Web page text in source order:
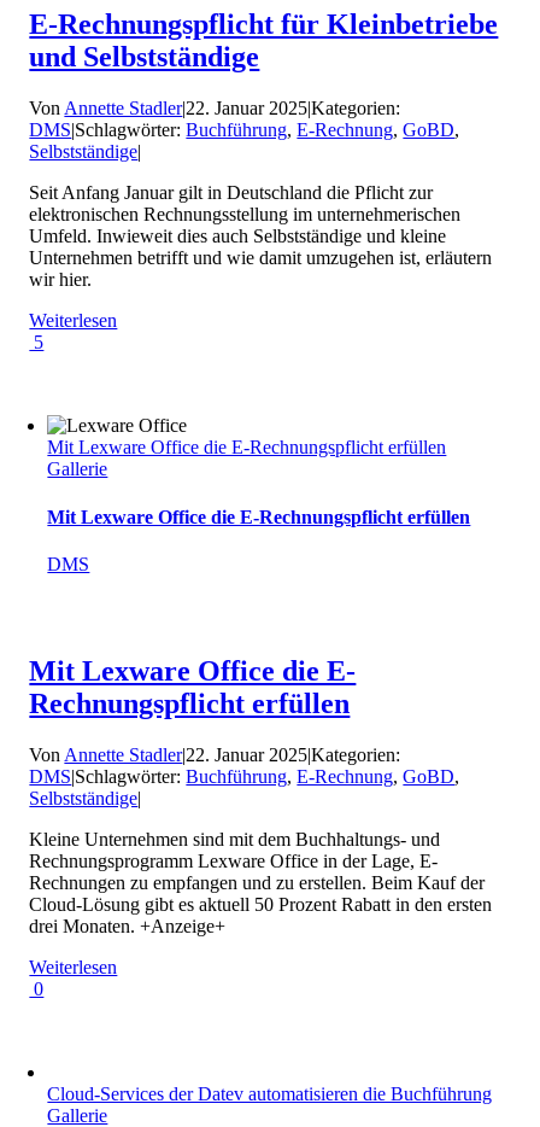
E-Rechnungspflicht für Kleinbetriebe
und Selbstständige
Von Annette Stadler|22. Januar 2025|Kategorien:
DMS|Schlagwörter:Buchführung,E-Rechnung,GoBD,
Selbstständige|
Seit Anfang Januar gilt in Deutschland die Pflicht zur
elektronischen Rechnungsstellung im unternehmerischen
Umfeld. Inwieweit dies auch Selbstständige und kleine
Unternehmen betrifft und wie damit umzugehen ist, erläutern
wir hier.
Weiterlesen
5
Mit Lexware Office die E-Rechnungspflicht erfüllen
Gallerie
Mit Lexware Office die E-Rechnungspflicht erfüllen
DMS
Mit Lexware Office die E-
Rechnungspflicht erfüllen
Von Annette Stadler|22. Januar 2025|Kategorien:
DMS|Schlagwörter:Buchführung,E-Rechnung,GoBD,
Selbstständige|
Kleine Unternehmen sind mit dem Buchhaltungs- und
Rechnungsprogramm Lexware Office in der Lage, E-
Rechnungen zu empfangen und zu erstellen. Beim Kauf der
Cloud-Lösung gibt es aktuell 50 Prozent Rabatt in den ersten
drei Monaten. +Anzeige+
Weiterlesen
0
Cloud-Services der Datev automatisieren die Buchführung
Gallerie